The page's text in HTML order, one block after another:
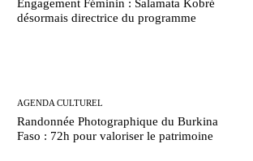
Engagement Féminin : Salamata Kobré
désormais directrice du programme
AGENDA CULTUREL
Randonnée Photographique du Burkina
Faso : 72h pour valoriser le patrimoine